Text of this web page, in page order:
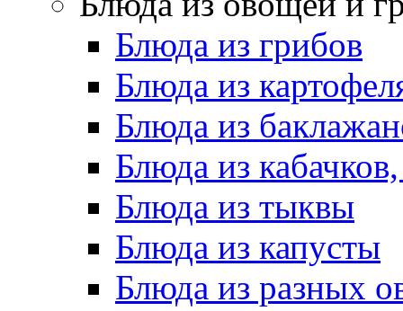
Блюда из грибов
Блюда из
Блюда из
Блюда из
Блюда из тыквы
Блюда из капусты
Блюда из разных